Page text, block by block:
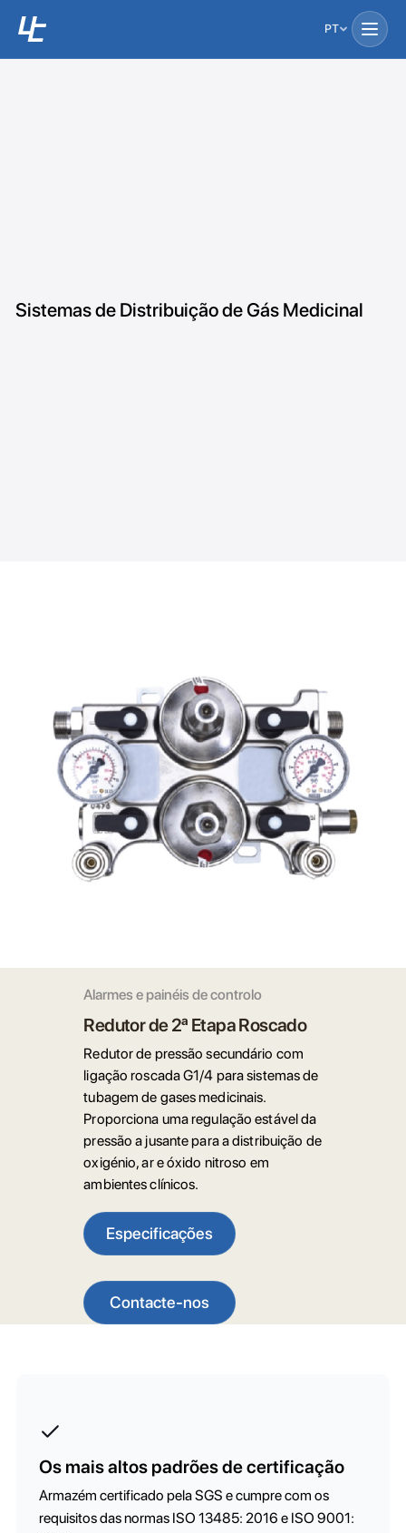
PT
Sistemas de Distribuição de Gás Medicinal
Alarmes e painéis de controlo
Redutor de 2ª Etapa Roscado
Redutor de pressão secundário com
ligação roscada G1/4 para sistemas de
tubagem de gases medicinais.
Proporciona uma regulação estável da
pressão a jusante para a distribuição de
oxigénio, ar e óxido nitroso em
ambientes clínicos.
Especificações
Contacte-nos
Os mais altos padrões de certificação
Armazém certificado pela SGS e cumpre com os
requisitos das normas ISO 13485: 2016 e ISO 9001: